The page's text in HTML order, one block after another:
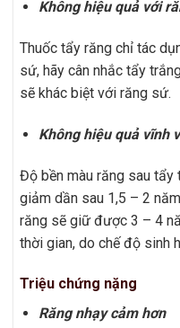
Không hiệu quả với
Thuốc tẩy răng chỉ tác
sứ, hãy cân nhắc tẩy
sẽ khác biệt với răng sứ.
Không hiệu quả vĩnh
Độ bền màu răng sau
giảm dần sau 1,5 – 2
răng sẽ giữ được 3 – 4
thời gian, do chế độ sinh
Triệu chứng nặng
Răng nhạy cảm hơn